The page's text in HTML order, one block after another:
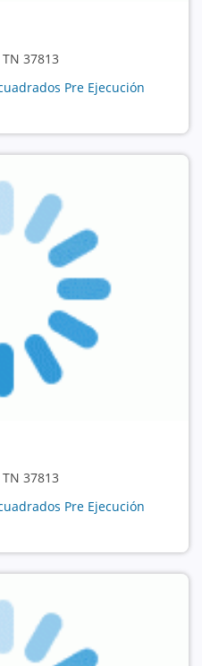
37813
Pre Ejecución
37813
Pre Ejecución